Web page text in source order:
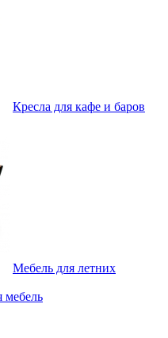
Кресла для кафе и баров
Мебель для летних
мебель